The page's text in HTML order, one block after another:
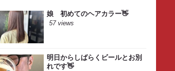
娘 初めてのヘアカラー👋
57 views
明日からしばらくビールとお別
れです👋